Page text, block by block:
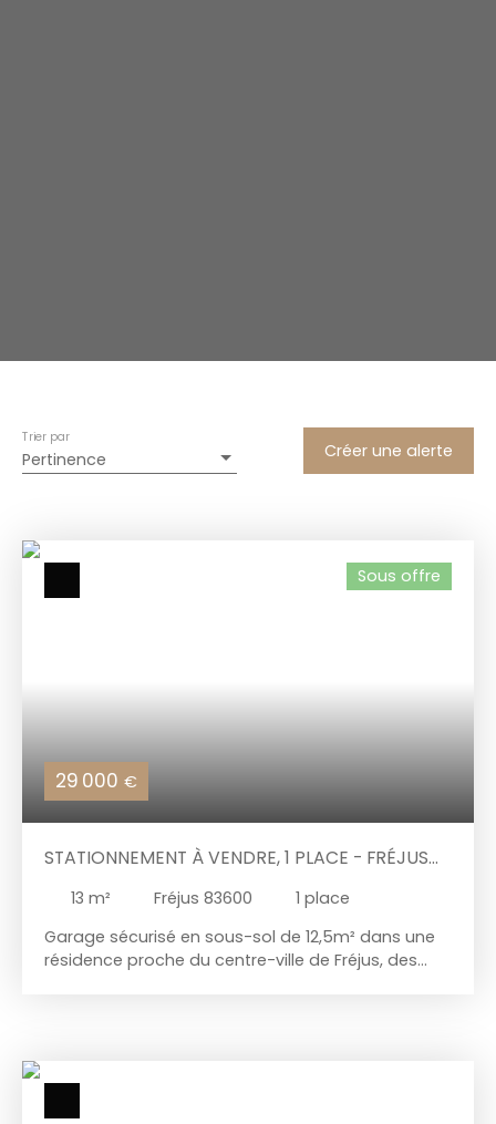
Pertinence
Trier par
Créer une alerte
29 000 €
Sous offre
STATIONNEMENT À VENDRE, 1 PLACE - FRÉJUS
13 m² Fréjus 83600 1 place
Garage sécurisé en sous-sol de 12,5m² dans une
résidence proche du centre-ville de Fréjus, des